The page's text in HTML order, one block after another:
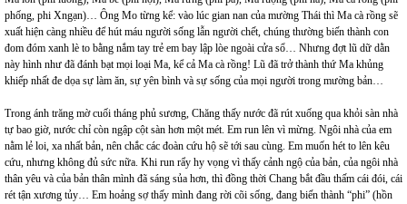
phống, phi Xngạn)… Ông Mo từng kể: vào lúc gian nan của mường Thái thì Ma cà rồng sẽ
xuất hiện càng nhiều để hút máu người sống lẫn người chết, chúng thường biến thành con
đom đóm xanh lè to bằng nắm tay trẻ em bay lập lòe ngoài cửa sổ… Nhưng đợt lũ dữ dằn
này hình như đã đánh bạt mọi loại Ma, kể cả Ma cà rồng! Lũ đã trở thành thứ Ma khủng
khiếp nhất đe dọa sự làm ăn, sự yên bình và sự sống của mọi người trong mường bản…
Trong ánh trăng mờ cuối tháng phủ sương, Chăng thấy nước đã rút xuống qua khỏi sàn nhà
tự bao giờ, nước chỉ còn ngập cột sàn hơn một mét. Em run lên vì mừng. Ngôi nhà của em
nằm lẻ loi, xa nhất bản, nên chắc các đoàn cứu hộ sẽ tới sau cùng. Em muốn hét to lên kêu
cứu, nhưng không đủ sức nữa. Khi run rẩy hy vọng vì thấy cảnh ngộ của bản, của ngôi nhà
thân yêu và của bản thân mình đã sáng sủa hơn, thì đồng thời Chang bắt đầu thấm cái đói, cái
rét tận xương tủy… Em hoảng sợ thấy mình đang rời cõi sống, đang biến thành “phi” (hồn